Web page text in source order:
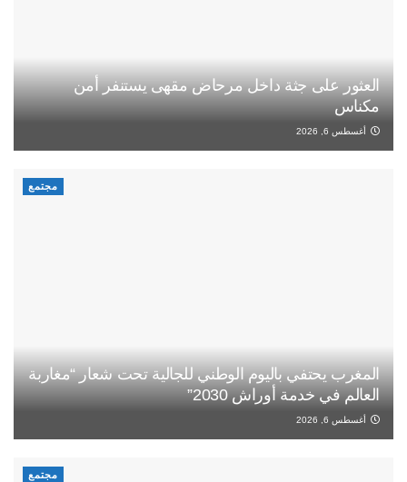
العثور على جثة داخل مرحاض مقهى يستنفر أمن
مكناس
أغسطس 6, 2026
مجتمع
المغرب يحتفي باليوم الوطني للجالية تحت شعار “مغاربة
العالم في خدمة أوراش 2030”
أغسطس 6, 2026
مجتمع